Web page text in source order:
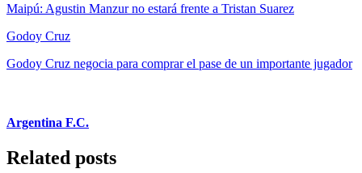
Maipú: Agustin Manzur no estará frente a Tristan Suarez
Godoy Cruz
Godoy Cruz negocia para comprar el pase de un importante jugador
Argentina F.C.
Related posts